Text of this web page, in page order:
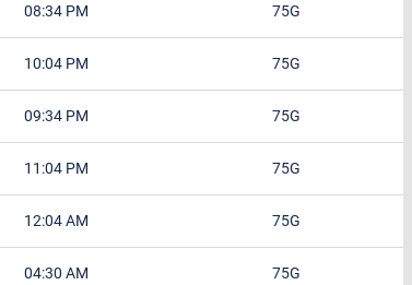
08:34 PM 75G
10:04 PM 75G
09:34 PM 75G
11:04 PM 75G
12:04 AM 75G
04:30 AM 75G